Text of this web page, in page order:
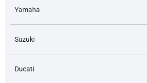
Yamaha
Suzuki
Ducati